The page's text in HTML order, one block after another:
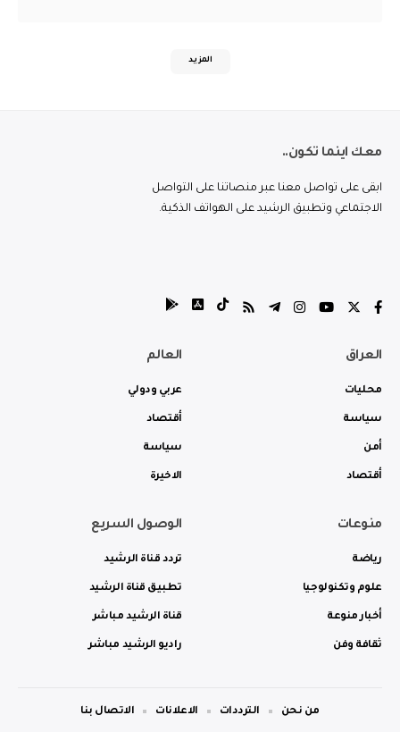
المزيد
معك اينما تكون..
ابقى على تواصل معنا عبر منصاتنا على التواصل
الاجتماعي وتطبيق الرشيد على الهواتف الذكية.
العراق
محليات
سياسة
أمن
أقتصاد
العالم
عربي ودولي
أقتصاد
سياسة
الاخيرة
منوعات
رياضة
علوم وتكنولوجيا
أخبار منوعة
ثقافة وفن
الوصول السريع
تردد قناة الرشيد
تطبيق قناة الرشيد
قناة الرشيد مباشر
راديو الرشيد مباشر
من نحن الترددات الاعلانات الاتصال بنا